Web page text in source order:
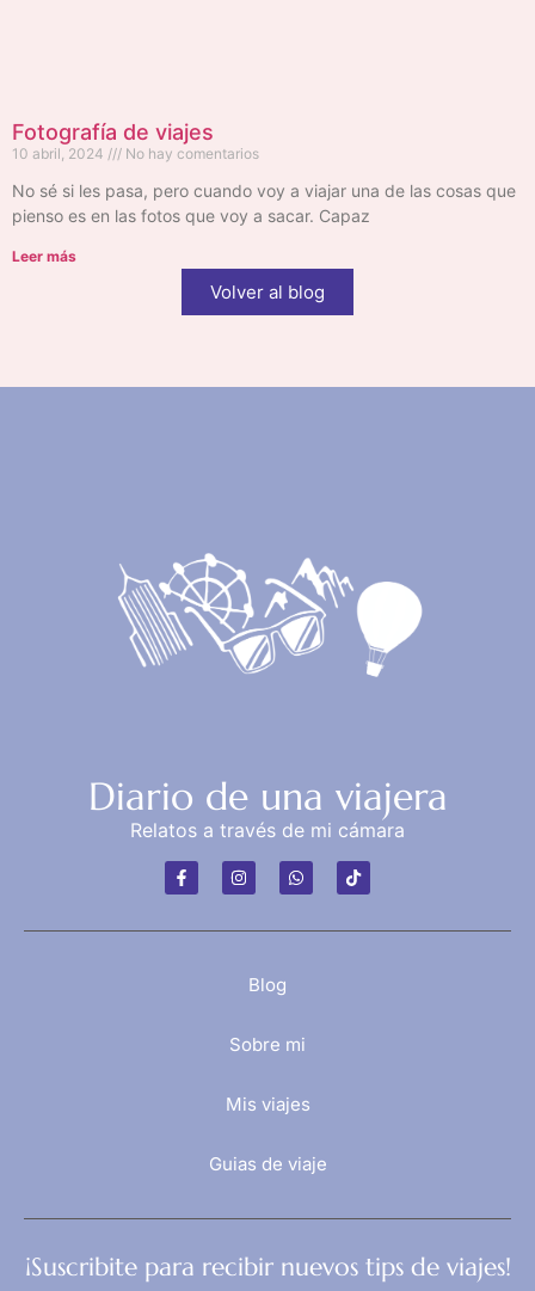
Fotografía de viajes
10 abril, 2024 No hay comentarios
No sé si les pasa, pero cuando voy a viajar una de las cosas que
pienso es en las fotos que voy a sacar. Capaz
Leer más
Volver al blog
Diario de una viajera
Relatos a través de mi cámara
Blog
Sobre mi
Mis viajes
Guias de viaje
¡Suscribite para recibir nuevos tips de viajes!